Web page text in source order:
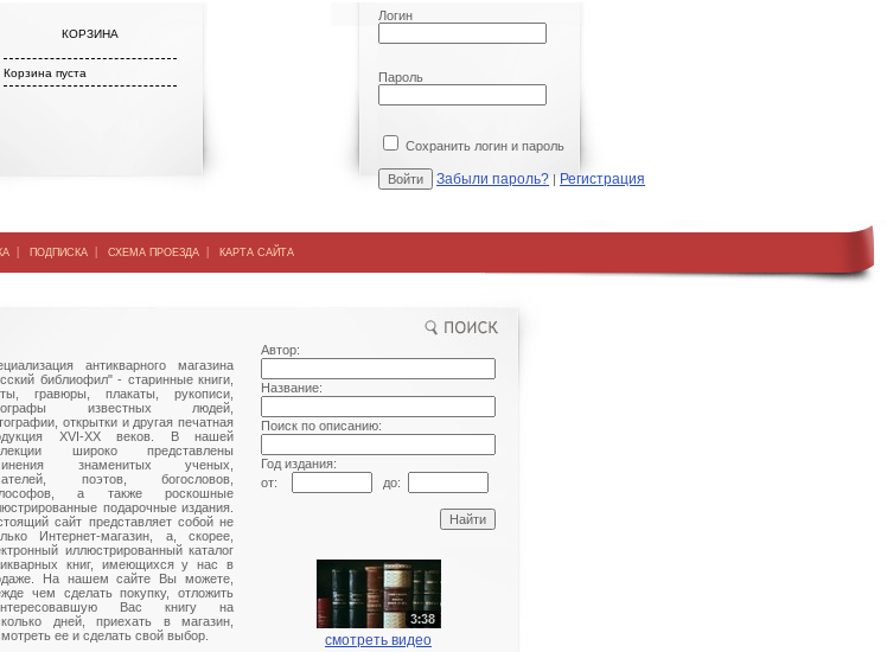
КОРЗИНА
Корзина пуста
Логин
Пароль
Сохранить логин и пароль
Забыли пароль? | Регистрация
| ПОДПИСКА | СХЕМА ПРОЕЗДА | КАРТА САЙТА
антикварного магазина
библиофил" - старинные книги,
гравюры, плакаты, рукописи,
известных людей,
открытки и другая печатная
XVI-XX веков. В нашей
широко представлены
знаменитых ученых,
поэтов, богословов,
а также роскошные
подарочные издания.
сайт представляет собой не
Интернет-магазин, а, скорее,
иллюстрированный каталог
книг, имеющихся у нас в
На нашем сайте Вы можете,
чем сделать покупку, отложить
Вас книгу на
дней, приехать в магазин,
ее и сделать свой выбор.
Автор:
Название:
Поиск по описанию:
Год издания:
от:
до:
смотреть видео